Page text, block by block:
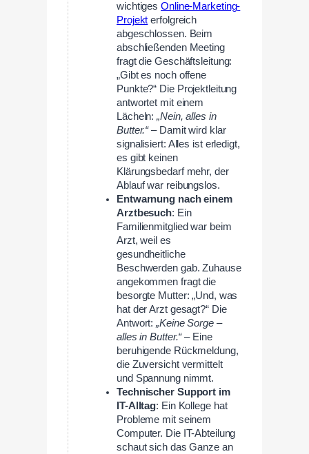
wichtigesOnline-Marketing-
Projekt erfolgreich
abgeschlossen. Beim
abschließenden Meeting
fragt die Geschäftsleitung:
„Gibt es noch offene
Punkte?“ Die Projektleitung
antwortet mit einem
Lächeln:„Nein, alles in
Butter.“– Damit wird klar
signalisiert: Alles ist erledigt,
es gibt keinen
Klärungsbedarf mehr, der
Ablauf war reibungslos.
Entwarnung nach einem
Arztbesuch: Ein
Familienmitglied war beim
Arzt, weil es
gesundheitliche
Beschwerden gab. Zuhause
angekommen fragt die
besorgte Mutter: „Und, was
hat der Arzt gesagt?“ Die
Antwort:„Keine Sorge –
alles in Butter.“– Eine
beruhigende Rückmeldung,
die Zuversicht vermittelt
und Spannung nimmt.
Technischer Support im
IT-Alltag: Ein Kollege hat
Probleme mit seinem
Computer. Die IT-Abteilung
schaut sich das Ganze an